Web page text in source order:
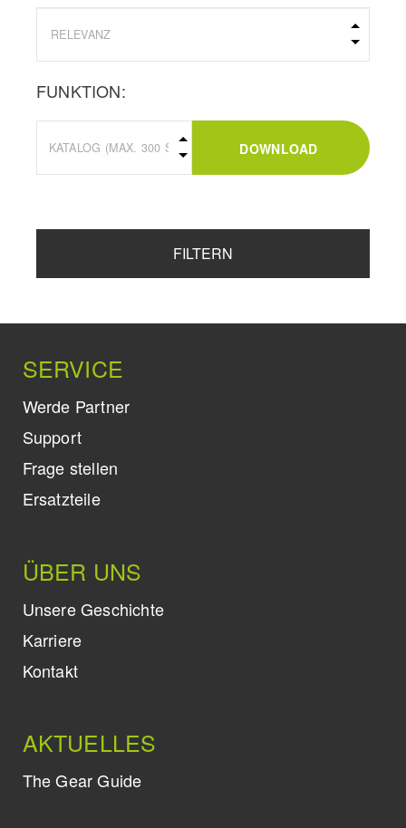
FUNKTION:
DOWNLOAD
FILTERN
SERVICE
Werde Partner
Support
Frage stellen
Ersatzteile
ÜBER UNS
Unsere Geschichte
Karriere
Kontakt
AKTUELLES
The Gear Guide